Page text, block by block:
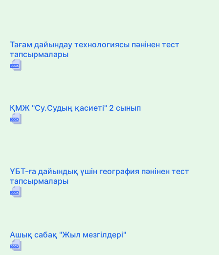
Тағам дайындау технологиясы пәнінен тест
тапсырмалары
ҚМЖ "Су.Судың қасиеті" 2 сынып
ҰБТ-ға дайындық үшін география пәнінен тест
тапсырмалары
Ашық сабақ "Жыл мезгілдері"